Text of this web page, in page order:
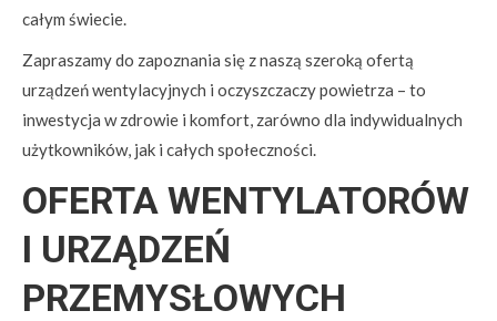
całym świecie.
Zapraszamy do zapoznania się z naszą szeroką ofertą
urządzeń wentylacyjnych i oczyszczaczy powietrza – to
inwestycja w zdrowie i komfort, zarówno dla indywidualnych
użytkowników, jak i całych społeczności.
OFERTA WENTYLATORÓW
I URZĄDZEŃ
PRZEMYSŁOWYCH